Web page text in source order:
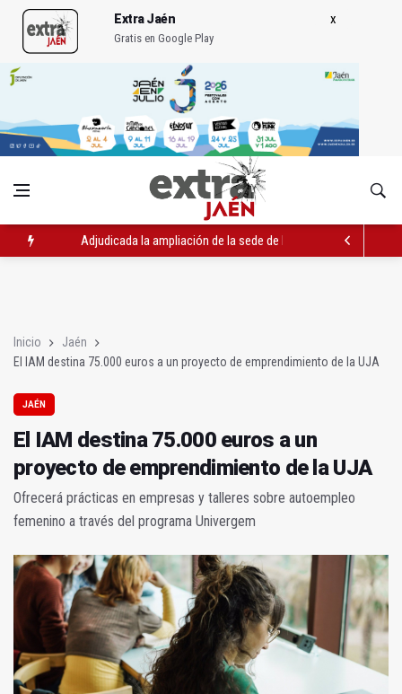
Extra Jaén
Gratis en Google Play
Adjudicada la ampliación de la sede de la Junta en la avenida
Inicio
Jaén
El IAM destina 75.000 euros a un proyecto de emprendimiento de la UJA
JAÉN
El IAM destina 75.000 euros a un
proyecto de emprendimiento de la UJA
Ofrecerá prácticas en empresas y talleres sobre autoempleo
femenino a través del programa Univergem